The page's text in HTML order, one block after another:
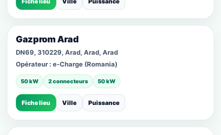
Gazprom Arad
DN69, 310229, Arad, Arad, Arad
Opérateur : e-Charge (Romania)
50 kW 2 connecteurs 50 kW
Fiche lieu Ville Puissance